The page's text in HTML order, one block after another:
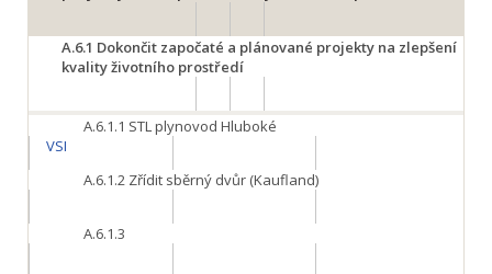
A.6.1 Dokončit započaté a plánované projekty na zlepšení
kvality životního prostředí
A.6.1.1 STL plynovod Hluboké
VSI
A.6.1.2 Zřídit sběrný dvůr (Kaufland)
A.6.1.3